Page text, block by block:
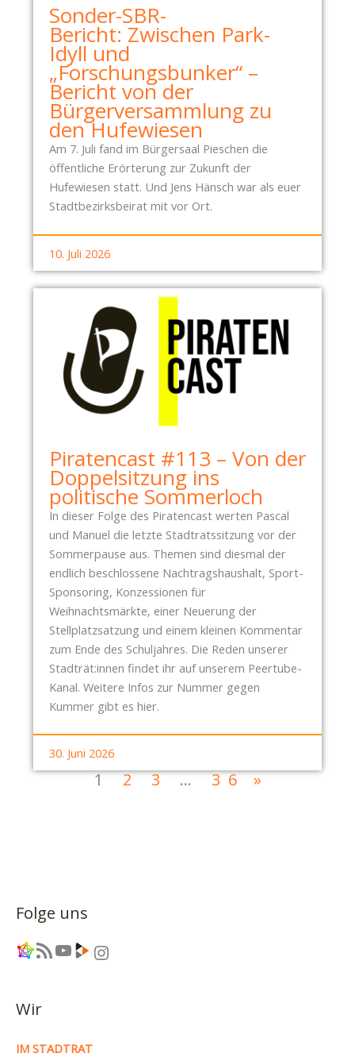
Sonder-SBR-
Bericht: Zwischen Park-
Idyll und
„Forschungsbunker“ –
Bericht von der
Bürgerversammlung zu
den Hufewiesen
Am 7. Juli fand im Bürgersaal Pieschen die
öffentliche Erörterung zur Zukunft der
Hufewiesen statt. Und Jens Hänsch war als euer
Stadtbezirksbeirat mit vor Ort.
10. Juli 2026
Piratencast #113 – Von der
Doppelsitzung ins
politische Sommerloch
In dieser Folge des Piratencast werten Pascal
und Manuel die letzte Stadtratssitzung vor der
Sommerpause aus. Themen sind diesmal der
endlich beschlossene Nachtragshaushalt, Sport-
Sponsoring, Konzessionen für
Weihnachtsmärkte, einer Neuerung der
Stellplatzsatzung und einem kleinen Kommentar
zum Ende des Schuljahres. Die Reden unserer
Stadträt:innen findet ihr auf unserem Peertube-
Kanal. Weitere Infos zur Nummer gegen
Kummer gibt es hier.
30. Juni 2026
1 2 3 … 36 »
Folge uns
Link RSS-Feed YouTube Link Instagram
Wir
IM STADTRAT